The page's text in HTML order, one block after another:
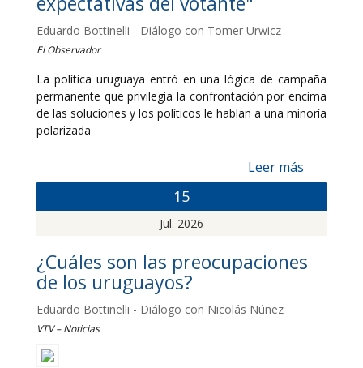
Eduardo Bottinelli - Diálogo con Tomer Urwicz
El Observador
La política uruguaya entró en una lógica de campaña
permanente que privilegia la confrontación por encima
de las soluciones y los políticos le hablan a una minoría
polarizada
Leer más
15
Jul. 2026
¿Cuáles son las preocupaciones
de los uruguayos?
Eduardo Bottinelli - Diálogo con Nicolás Núñez
VTV – Noticias